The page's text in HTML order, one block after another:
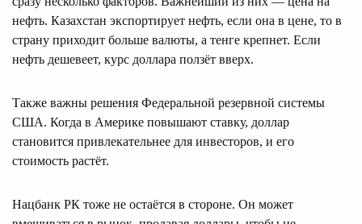
нефть. Казахстан экспортирует нефть, если она в цене, то в
страну приходит больше валюты, а тенге крепнет. Если
нефть дешевеет, курс доллара ползёт вверх.
Также важны решения Федеральной резервной системы
США. Когда в Америке повышают ставку, доллар
становится привлекательнее для инвесторов, и его
стоимость растёт.
Нацбанк РК тоже не остаётся в стороне. Он может